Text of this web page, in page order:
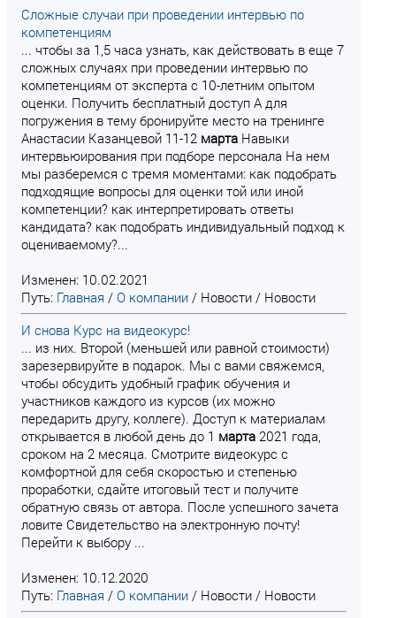
Сложные случаи при проведении интервью по
компетенциям
... чтобы за 1,5 часа узнать, как действовать в еще 7
сложных случаях при проведении интервью по
компетенциям от эксперта с 10-летним опытом
оценки. Получить бесплатный доступ А для
погружения в тему бронируйте место на тренинге
Анастасии Казанцевой 11-12 марта Навыки
интервьюирования при подборе персонала На нем
мы разберемся с тремя моментами: как подобрать
подходящие вопросы для оценки той или иной
компетенции? как интерпретировать ответы
кандидата? как подобрать индивидуальный подход к
оцениваемому?...
Изменен: 10.02.2021
Путь: Главная / О компании / Новости / Новости
И снова Курс на видеокурс!
... из них. Второй (меньшей или равной стоимости)
зарезервируйте в подарок. Мы с вами свяжемся,
чтобы обсудить удобный график обучения и
участников каждого из курсов (их можно
передарить другу, коллеге). Доступ к материалам
открывается в любой день до 1 марта 2021 года,
сроком на 2 месяца. Смотрите видеокурс с
комфортной для себя скоростью и степенью
проработки, сдайте итоговый тест и получите
обратную связь от автора. После успешного зачета
ловите Свидетельство на электронную почту!
Перейти к выбору ...
Изменен: 10.12.2020
Путь: Главная / О компании / Новости / Новости